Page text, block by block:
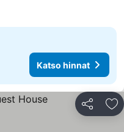
Katso hinnat
Jaa